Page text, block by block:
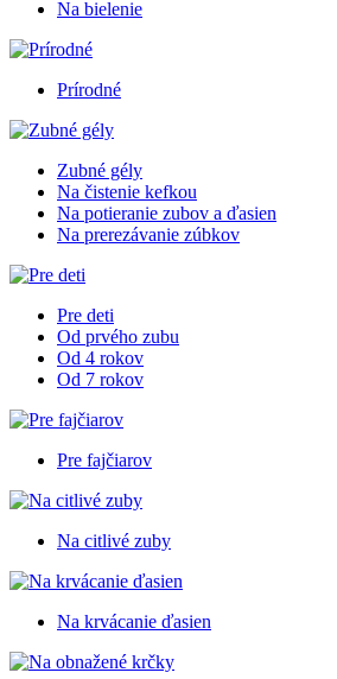
Na bielenie
Prírodné
Zubné gély
Na čistenie kefkou
Na potieranie zubov a ďasien
Na prerezávanie zúbkov
Pre deti
Od prvého zubu
Od 4 rokov
Od 7 rokov
Pre fajčiarov
Na citlivé zuby
Na krvácanie ďasien